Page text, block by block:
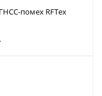
помех RFТех